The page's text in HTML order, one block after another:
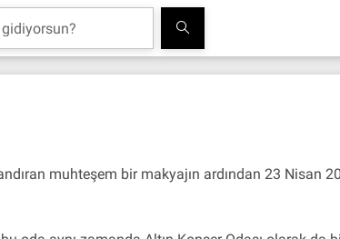
muhteşem bir makyajın ardından 23 Nisan